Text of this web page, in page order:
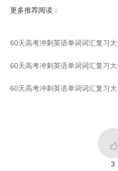
更多推荐阅读：
60天高考冲刺英语单词词汇复习大
60天高考冲刺英语单词词汇复习大
60天高考冲刺英语单词词汇复习大

3